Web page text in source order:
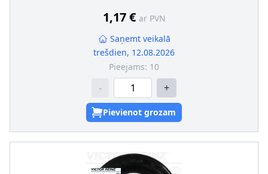
1,17 € ar PVN
Saņemt veikalā
trešdien, 12.08.2026
Pieejams: 10
- +
Pievienot grozam